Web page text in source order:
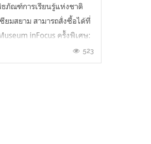
ภัณฑ์การเรียนรู้แห่งชาติ
ยมสยาม สามารถสั่งซื้อได้ที่
inFocus ครั้งพิเศษ:
มื่อ 18 พฤศจิกายน 2016
จริงๆ ก็เมื่อ 11 กุมภาพันธ์
523